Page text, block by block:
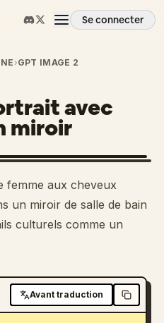
Se connecter
›GPT IMAGE 2
avec
miroir
femme aux cheveux
un miroir de salle de bain
culturels comme un
Avant traduction